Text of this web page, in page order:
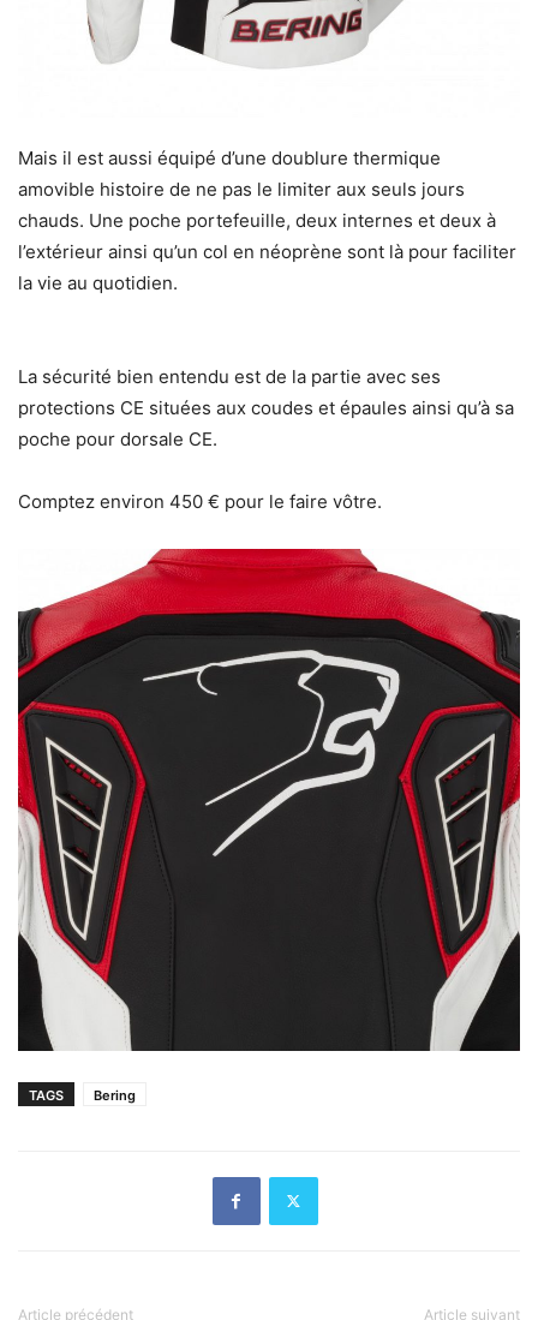
Mais il est aussi équipé d’une doublure thermique
amovible histoire de ne pas le limiter aux seuls jours
chauds. Une poche portefeuille, deux internes et deux à
l’extérieur ainsi qu’un col en néoprène sont là pour faciliter
la vie au quotidien.
La sécurité bien entendu est de la partie avec ses
protections CE situées aux coudes et épaules ainsi qu’à sa
poche pour dorsale CE.
Comptez environ 450 € pour le faire vôtre.
TAGS Bering
Article précédent Article suivant